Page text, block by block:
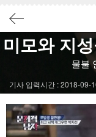
미모와 지
물불
기사 입력시간 : 2018-09-
결론
연예계에서 독서
배우 김혜수는
마술사 최현우는
배우 정소민은